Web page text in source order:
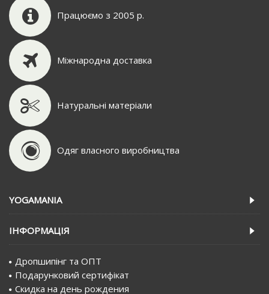
Працюємо з 2005 р.
Міжнародна доставка
Натуральні матеріали
Одяг власного виробництва
YOGAMANIA
IНФОРМАЦIЯ
Дропшипінг та ОПТ
Подарунковий сертифiкат
Скидка на день рождения